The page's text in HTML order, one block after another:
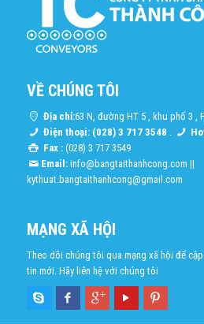
VỀ CHÚNG TÔI
Địa chỉ:63 N, đường HT 5 , khu phố 3 ,
Điện thoại: (028) 3 717 3548 .
Fax :(028) 3 717 3549
Email: info@bangtaithanhcong.com ||
kythuat.bangtaithanhcong@gmail.com
MẠNG XÃ HỘI
Theo dõi chúng tôi qua mạng xã hội để
tin mới. Hãy liên hệ với chúng tôi